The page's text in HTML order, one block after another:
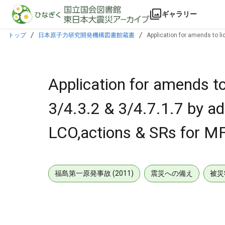
本文に飛ぶ
ギャラリー
トップ 日本原子力研究開発機構図書館蔵書 Application for amends to
Application for amends
3/4.3.2 & 3/4.7.1.7 by
LCO,actions & SRs for
福島第一原発事故 (2011) 震災への備え 被災